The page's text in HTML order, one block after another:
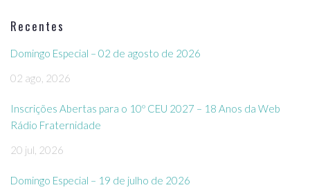
Recentes
Domingo Especial – 02 de agosto de 2026
02 ago, 2026
Inscrições Abertas para o 10º CEU 2027 – 18 Anos da Web
Rádio Fraternidade
20 jul, 2026
Domingo Especial – 19 de julho de 2026